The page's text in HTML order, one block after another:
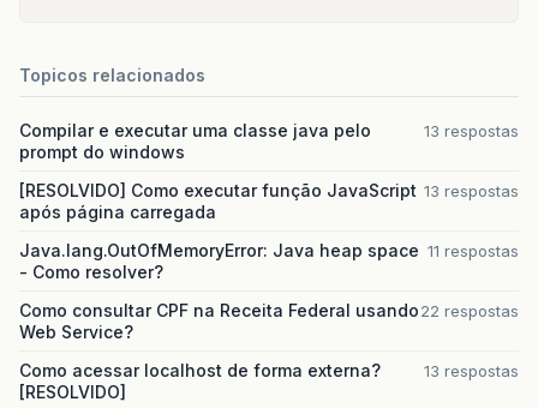
Topicos relacionados
Compilar e executar uma classe java pelo
prompt do windows
13 respostas
[RESOLVIDO] Como executar função JavaScript
após página carregada
13 respostas
Java.lang.OutOfMemoryError: Java heap space
- Como resolver?
11 respostas
Como consultar CPF na Receita Federal usando
Web Service?
22 respostas
Como acessar localhost de forma externa?
[RESOLVIDO]
13 respostas